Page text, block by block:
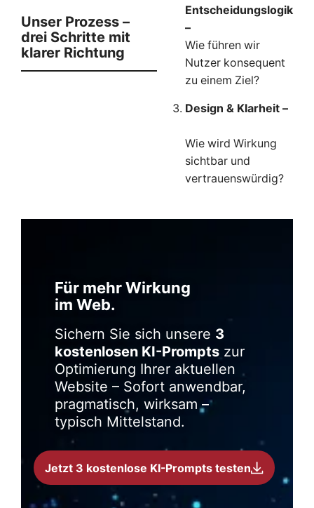
Unser Prozess –
drei Schritte mit
klarer Richtung
Entscheidungslogik
–
Wie führen wir
Nutzer konsequent
zu einem Ziel?
Design & Klarheit –
Wie wird Wirkung
sichtbar und
vertrauenswürdig?
Für mehr Wirkung
im Web.
Sichern Sie sich unsere 3
kostenlosen KI-Promptszur
Optimierung Ihrer aktuellen
Website – Sofort anwendbar,
pragmatisch, wirksam –
typisch Mittelstand.
Jetzt 3 kostenlose KI-Prompts testen